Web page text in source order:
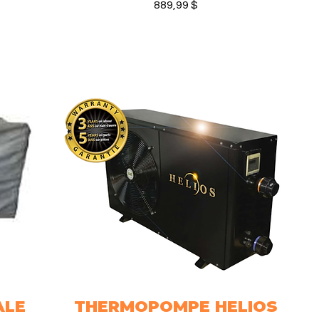
Prix
889,99 $
Aperçu rapide
THERMOPOMPE HELIOS